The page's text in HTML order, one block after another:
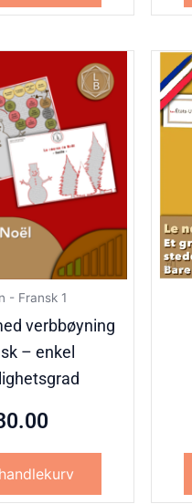
- Fransk 1
verbbøyning
– enkel